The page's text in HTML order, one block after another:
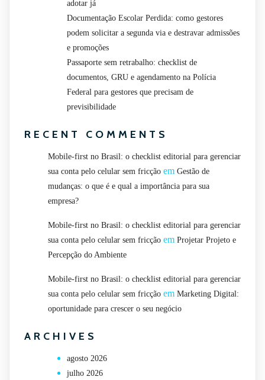
adotar já
Documentação Escolar Perdida: como gestores
podem solicitar a segunda via e destravar admissões
e promoções
Passaporte sem retrabalho: checklist de
documentos, GRU e agendamento na Polícia
Federal para gestores que precisam de
previsibilidade
RECENT COMMENTS
Mobile-first no Brasil: o checklist editorial para gerenciar
sua conta pelo celular sem fricção em Gestão de
mudanças: o que é e qual a importância para sua
empresa?
Mobile-first no Brasil: o checklist editorial para gerenciar
sua conta pelo celular sem fricção em Projetar Projeto e
Percepção do Ambiente
Mobile-first no Brasil: o checklist editorial para gerenciar
sua conta pelo celular sem fricção em Marketing Digital:
oportunidade para crescer o seu negócio
ARCHIVES
agosto 2026
julho 2026